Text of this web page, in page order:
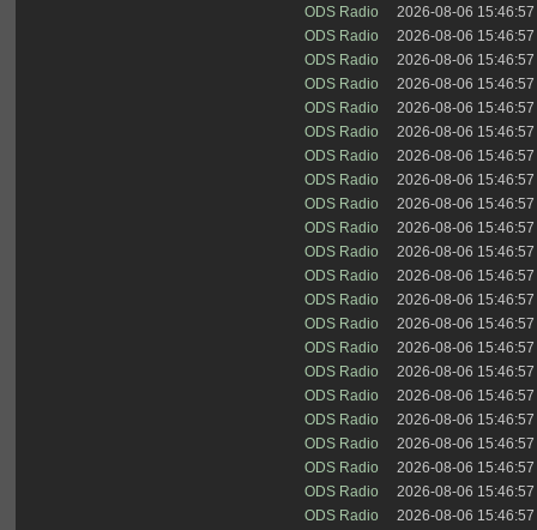
ODS Radio
2026-08-06 15:46:57
ODS Radio
2026-08-06 15:46:57
ODS Radio
2026-08-06 15:46:57
ODS Radio
2026-08-06 15:46:57
ODS Radio
2026-08-06 15:46:57
ODS Radio
2026-08-06 15:46:57
ODS Radio
2026-08-06 15:46:57
ODS Radio
2026-08-06 15:46:57
ODS Radio
2026-08-06 15:46:57
ODS Radio
2026-08-06 15:46:57
ODS Radio
2026-08-06 15:46:57
ODS Radio
2026-08-06 15:46:57
ODS Radio
2026-08-06 15:46:57
ODS Radio
2026-08-06 15:46:57
ODS Radio
2026-08-06 15:46:57
ODS Radio
2026-08-06 15:46:57
ODS Radio
2026-08-06 15:46:57
ODS Radio
2026-08-06 15:46:57
ODS Radio
2026-08-06 15:46:57
ODS Radio
2026-08-06 15:46:57
ODS Radio
2026-08-06 15:46:57
ODS Radio
2026-08-06 15:46:57